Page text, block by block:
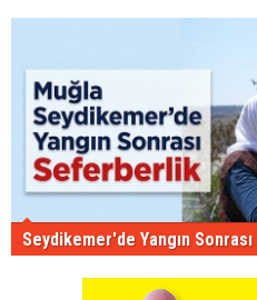
Seydikemer'de Yangın